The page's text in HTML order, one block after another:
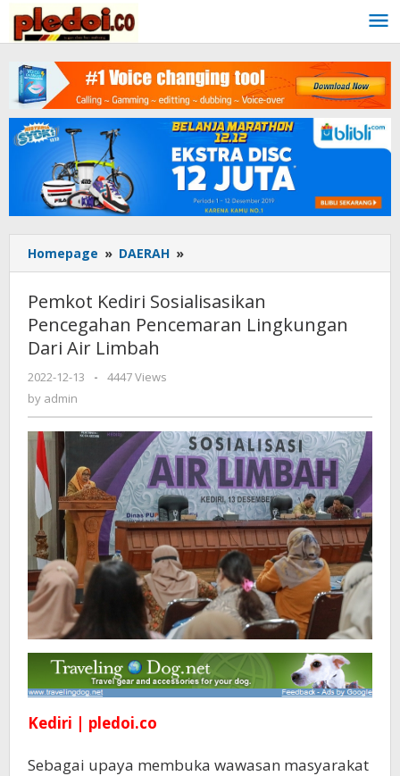
content
Homepage » DAERAH »
Kediri
Sosialisasikan
Pencegahan
Pencemaran
Pemkot Kediri Sosialisasikan
Pencegahan Pencemaran Lingkungan
Dari Air Limbah
2022-12-13
by
-
4447 Views
by admin
Kediri | pledoi.co
Sebagai upaya membuka wawasan masyarakat